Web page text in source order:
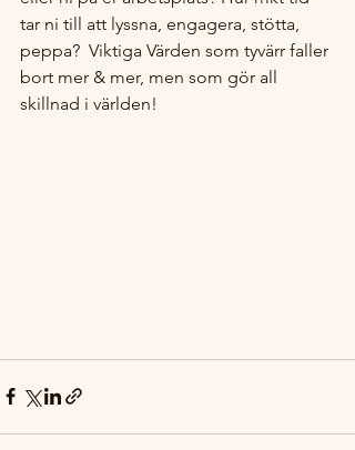
tar ni till att lyssna, engagera, stötta,
peppa?  Viktiga Värden som tyvärr faller
bort mer & mer, men som gör all
skillnad i världen!